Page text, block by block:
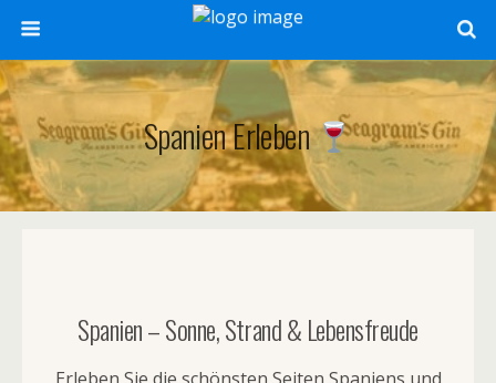
Spanien Erleben
Spanien – Sonne, Strand & Lebensfreude